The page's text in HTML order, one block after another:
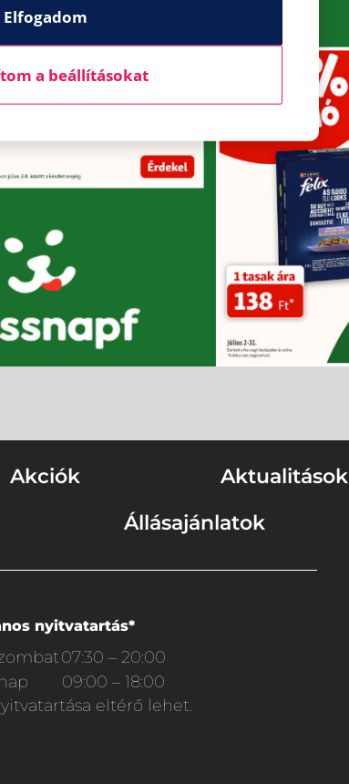
Akciók
Aktualitások
Állásajánlatok
nyitvatartás*
07:30 – 20:00
09:00 – 18:00
eltérő lehet.
Elfogadom
a beállításokat